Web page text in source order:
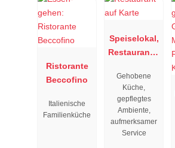
Ristorante
Beccofino
Italienische
Familienküche
Speiselokal,
Restaurant "
"
Gehobene
Küche,
gepflegtes
Ambiente,
aufmerksamer
Service